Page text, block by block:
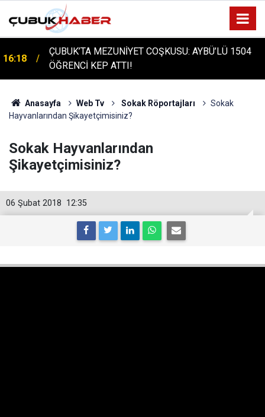
16:14
ÇUBUK'TA TARİHİ GÜN: PROTÜRK PLAZMA
FRAKSİNASYON TESİSİ'NİN TEMELİ ATILDI
Anasayfa Web Tv Sokak Röportajları
Sokak
Hayvanlarından Şikayetçimisiniz?
Sokak Hayvanlarından
Şikayetçimisiniz?
12:35
06 Şubat 2018